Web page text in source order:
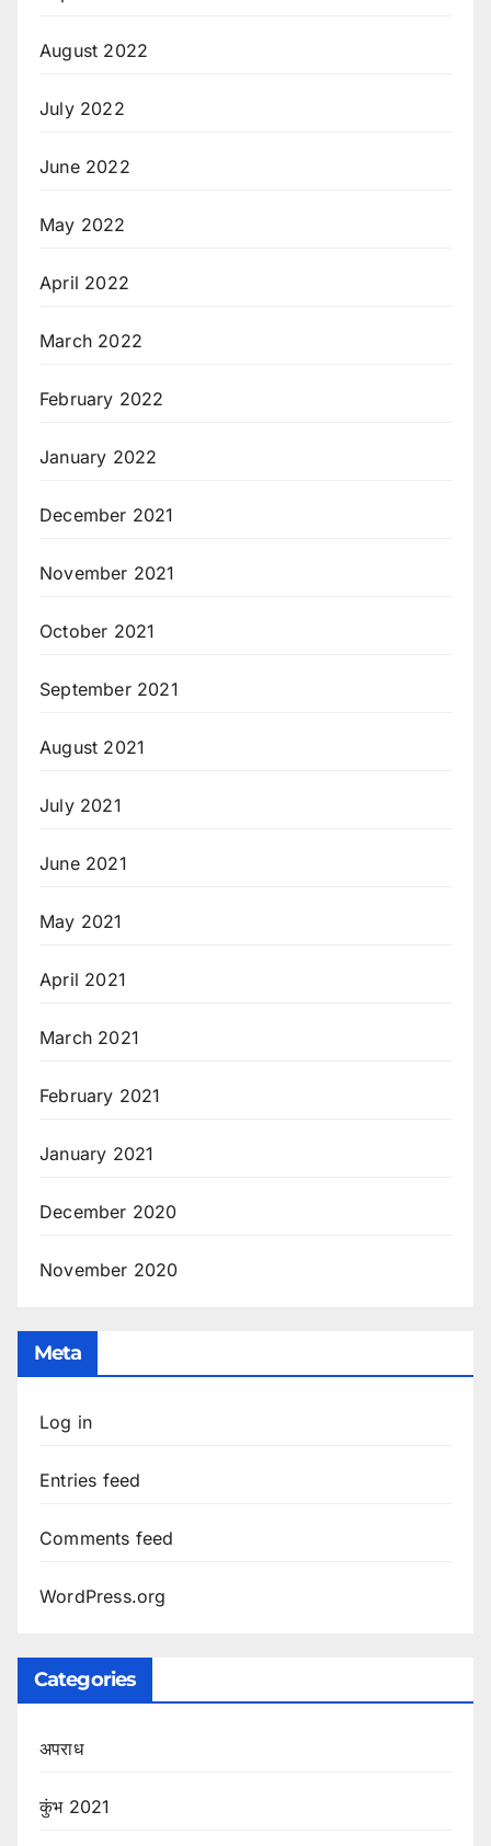
August 2022
July 2022
June 2022
May 2022
April 2022
March 2022
February 2022
January 2022
December 2021
November 2021
October 2021
September 2021
August 2021
July 2021
June 2021
May 2021
April 2021
March 2021
February 2021
January 2021
December 2020
November 2020
Meta
Log in
Entries feed
Comments feed
WordPress.org
Categories
अपराध
कुंभ 2021